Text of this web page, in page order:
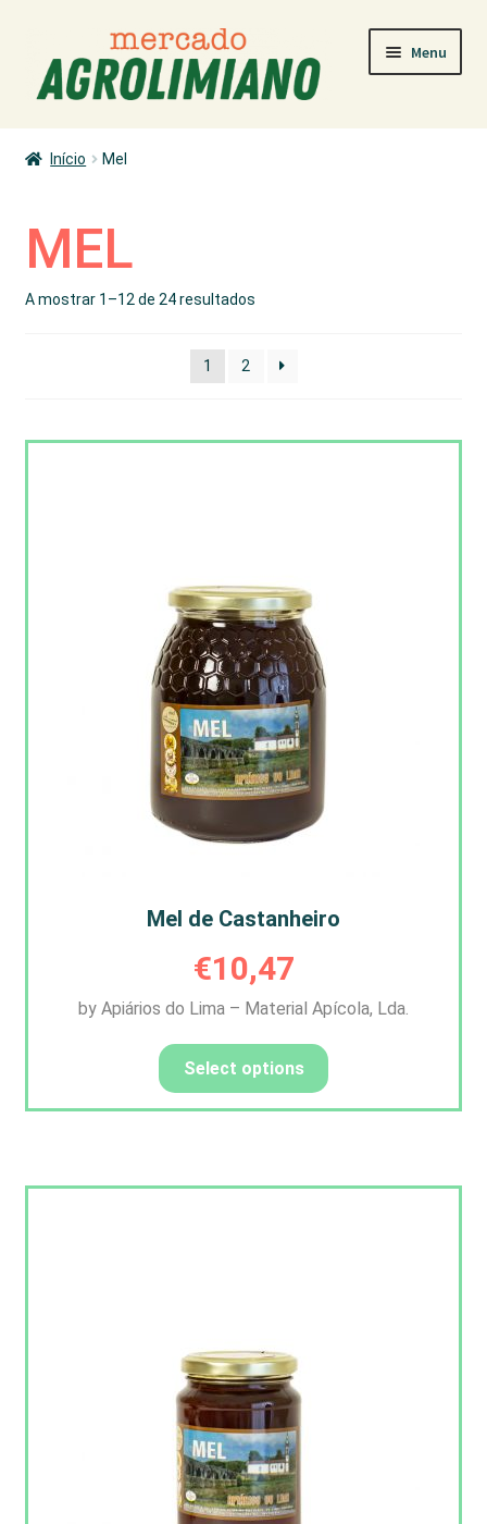
para
para
Menu
COMO COMPRAR
PRODUTOS
Início Mel
MEL
A mostrar 1–12 de 24 resultados
1 2
Mel de Castanheiro
€10,47
by Apiários do Lima – Material Apícola, Lda.
Select options